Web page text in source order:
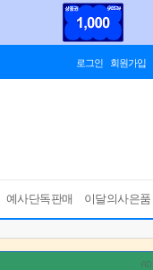
로그인 회원가입
예사단독판매 이달의사은품